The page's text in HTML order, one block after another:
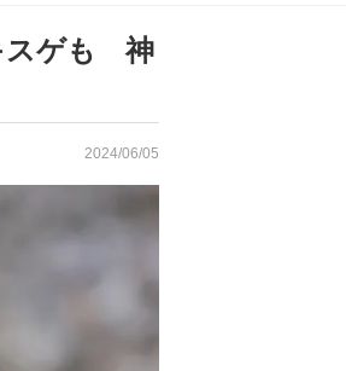
スゲも 神
2024/06/05